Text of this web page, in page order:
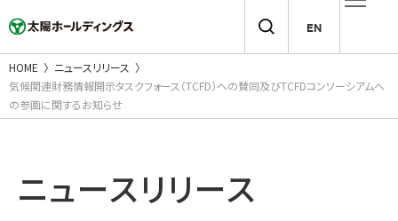
EN
HOME
ニュースリリース
気候関連財務情報開示タスクフォース（TCFD）への賛同及びTCFDコンソーシアムへ
の参画に関するお知らせ
ニュースリリース